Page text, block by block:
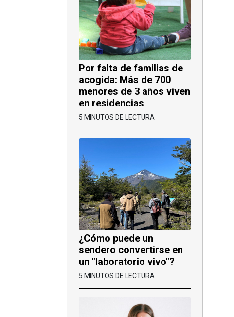
Por falta de familias de
acogida: Más de 700
menores de 3 años viven
en residencias
5 MINUTOS DE LECTURA
¿Cómo puede un
sendero convertirse en
un "laboratorio vivo"?
5 MINUTOS DE LECTURA